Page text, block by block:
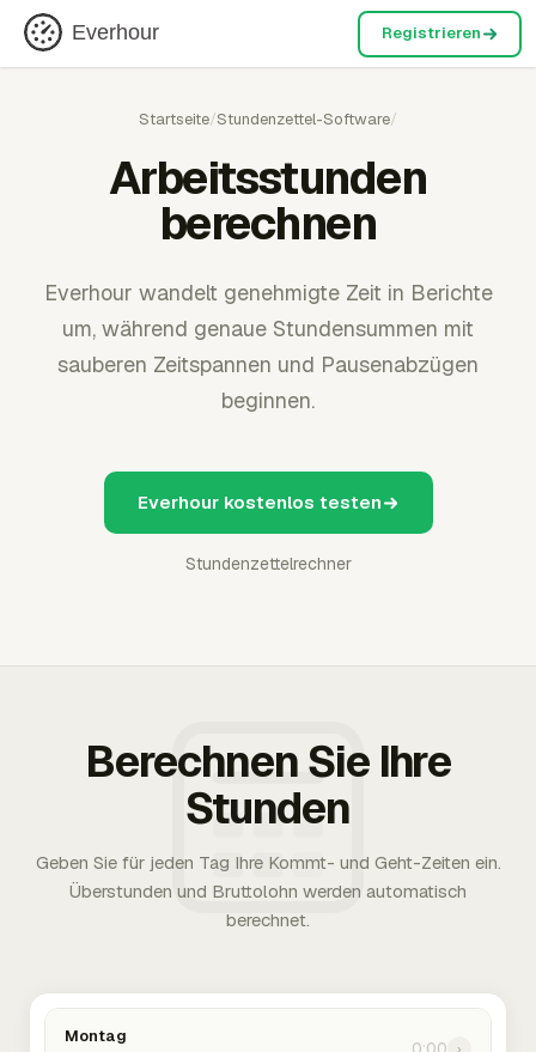
Everhour Registrieren
Startseite/Stundenzettel-Software/
Arbeitsstunden
berechnen
Everhour wandelt genehmigte Zeit in Berichte
um, während genaue Stundensummen mit
sauberen Zeitspannen und Pausenabzügen
beginnen.
Everhour kostenlos testen
Stundenzettelrechner
Berechnen Sie Ihre
Stunden
Geben Sie für jeden Tag Ihre Kommt- und Geht-Zeiten ein.
Überstunden und Bruttolohn werden automatisch
berechnet.
Montag
›